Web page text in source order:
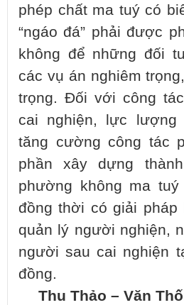
phép chất ma tuý có
“ngáo đá” phải được
không để những đối
các vụ án nghiêm
trọng. Đối với công
cai nghiện, lực lượng
tăng cường công tác
phần xây dựng
phường không ma
đồng thời có giải pháp
quản lý người nghiện,
người sau cai nghiện
đồng.
Thu Thảo – Văn